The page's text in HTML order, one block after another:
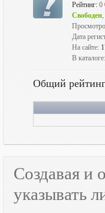
Рейтинг: 0
Свободен,
Дата
На сайте:
В каталоге:
Общий рейтинг
Создавая и
указывать